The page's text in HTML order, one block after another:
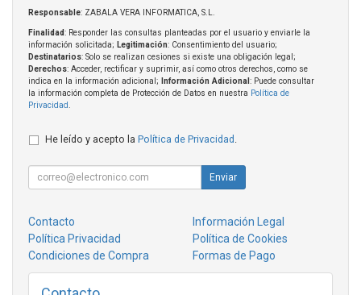
Responsable: ZABALA VERA INFORMATICA, S.L.
Finalidad: Responder las consultas planteadas por el usuario y enviarle la
información solicitada; Legitimación: Consentimiento del usuario;
Destinatarios: Solo se realizan cesiones si existe una obligación legal;
Derechos: Acceder, rectificar y suprimir, así como otros derechos, como se
indica en la información adicional;
Información Adicional : Puede consultar
la información completa de Protección de Datos en nuestra Política de
Privacidad
He leído y acepto la Política de Privacidad
Enviar
Contacto
Información Legal
Política Privacidad
Política de Cookies
Condiciones de Compra
Formas de Pago